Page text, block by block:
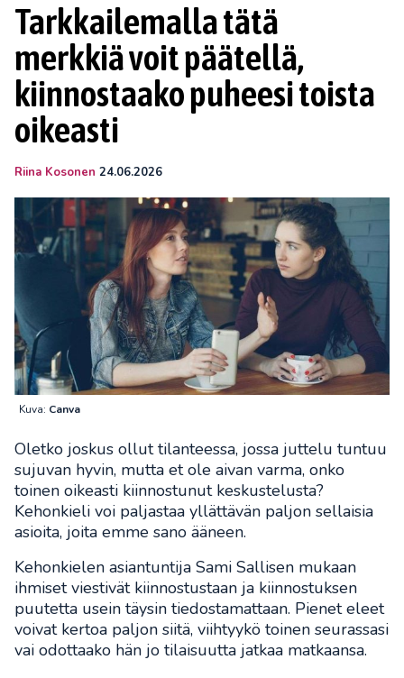
Tarkkailemalla tätä
merkkiä voit päätellä,
kiinnostaako puheesi toista
oikeasti
Riina Kosonen 24.06.2026
Kuva: Canva
Oletko joskus ollut tilanteessa, jossa juttelu tuntuu
sujuvan hyvin, mutta et ole aivan varma, onko
toinen oikeasti kiinnostunut keskustelusta?
Kehonkieli voi paljastaa yllättävän paljon sellaisia
asioita, joita emme sano ääneen.
Kehonkielen asiantuntija Sami Sallisen mukaan
ihmiset viestivät kiinnostustaan ja kiinnostuksen
puutetta usein täysin tiedostamattaan. Pienet eleet
voivat kertoa paljon siitä, viihtyykö toinen seurassasi
vai odottaako hän jo tilaisuutta jatkaa matkaansa.